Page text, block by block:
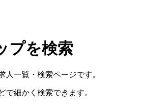
プを検索
一覧・検索ページです。
細かく検索できます。